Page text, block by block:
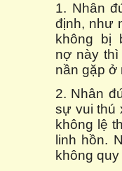
1. Nhân
định, như
không bị
nợ này
nần gặp ở
2. Nhân
sự vui thú
không lệ
linh hồn.
không